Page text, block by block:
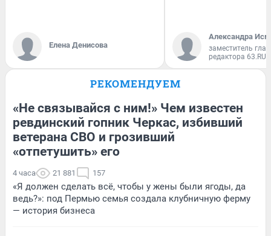
Елена Денисова
Александра
заместитель
редактора 63.RU
РЕКОМЕНДУЕМ
«Не связывайся с ним!» Чем известен
ревдинский гопник Черкас, избивший
ветерана СВО и грозивший
«отпетушить» его
4 часа 21 881 157
«Я должен сделать всё, чтобы у жены были ягоды, да
ведь?»: под Пермью семья создала клубничную ферму
— история бизнеса